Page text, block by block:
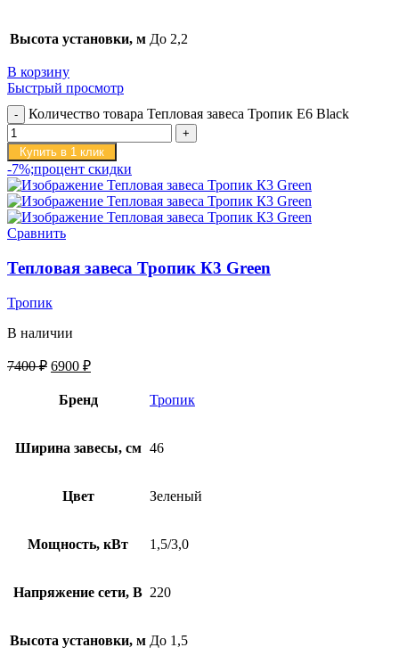
Высота установки, м До 2,2
В корзину
Быстрый просмотр
Количество товара Тепловая завеса Тропик E6 Black
Купить в 1 клик
-7%;процент скидки
Сравнить
Тепловая завеса Тропик К3 Green
Тропик
В наличии
7400₽ 6900 ₽
Бренд Тропик
Ширина завесы, см 46
Цвет Зеленый
Мощность, кВт 1,5/3,0
Напряжение сети, В 220
Высота установки, м До 1,5